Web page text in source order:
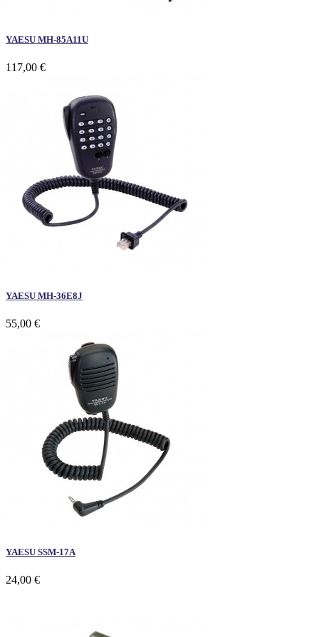
YAESU MH-85A11U
117,00 €
YAESU MH-36E8J
55,00 €
YAESU SSM-17A
24,00 €